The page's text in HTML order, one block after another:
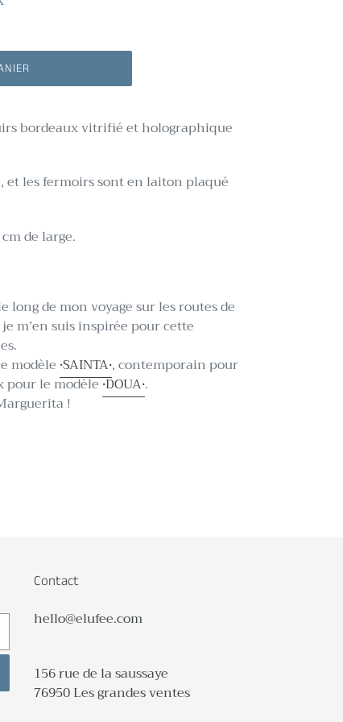
bordeaux vitrifié et holographique
et les fermoirs sont en laiton plaqué
de large.
long de mon voyage sur les routes de
m’en suis inspirée pour cette
modèle •SAINTA•, contemporain pour
pour le modèle•DOUA•.
!
Contact
hello@elufee.com
156 rue de la saussaye
76950 Les grandes ventes